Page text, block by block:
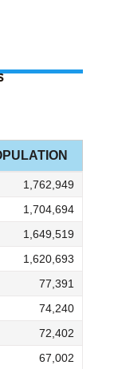
1,762,949
1,704,694
1,649,519
1,620,693
77,391
74,240
72,402
67,002